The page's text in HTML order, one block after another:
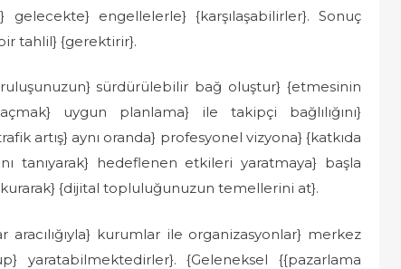
engellelerle} {karşılaşabilirler}. Sonuç
tahlil} {gerektirir}.
sürdürülebilir bağ oluştur} {etmesinin
uygun planlama} ile takipçi bağlılığını}
artış} aynı oranda} profesyonel vizyona} {katkıda
tanıyarak} hedeflenen etkileri yaratmaya} başla
{dijital topluluğunuzun temellerini at}.
aracılığıyla} kurumlar ile organizasyonlar} merkez
yaratabilmektedirler}. {Geleneksel {{pazarlama